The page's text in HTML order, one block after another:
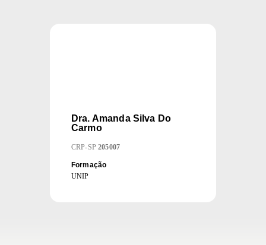
Dra. Amanda Silva Do
Carmo
CRP-SP 205007
Formação
UNIP